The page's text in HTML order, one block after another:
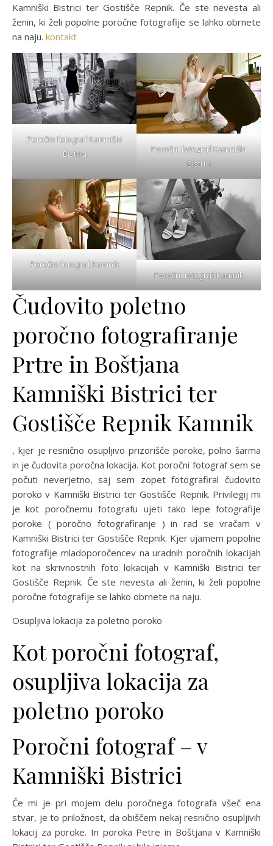
Kamniški Bistrici ter Gostišče Repnik. Če ste nevesta ali
ženin, ki želi popolne poročne fotografije se lahko obrnete
na naju. kontakt
Poročni fotograf Kamniški
Bistrici
Poročni fotograf Kamniški
Bistrici
Poročni fotograf Kamnik
Poročni fotograf Kamnik
Čudovito poletno
poročno fotografiranje
Prtre in Boštjana
Kamniški Bistrici ter
Gostišče Repnik Kamnik
, kjer je resnično osupljivo prizorišče poroke, polno šarma
in je čudovita poročna lokacija. Kot poročni fotograf sem se
počuti neverjetno, saj sem zopet fotografiral čudovito
poroko v Kamniški Bistrici ter Gostišče Repnik. Privilegij mi
je kot poročnemu fotografu ujeti tako lepe fotografije
poroke ( poročno fotografiranje ) in rad se vračam v
Kamniški Bistrici ter Gostišče Repnik. Kjer ujamem popolne
fotografije mladoporočencev na uradnih poročnih lokacijah
kot na skrivnostnih foto lokacijah v Kamniški Bistrici ter
Gostišče Repnik. Če ste nevesta ali ženin, ki želi popolne
poročne fotografije se lahko obrnete na naju.
Osupljiva lokacija za poletno poroko
Kot poročni fotograf,
osupljiva lokacija za
poletno poroko
Poročni fotograf – v
Kamniški Bistrici
Če mi je pri mojem delu poročnega fotografa všeč ena
stvar, je to priložnost, da obiščem nekaj resnično osupljivih
lokacij za poroke. In poroka Petre in Boštjana v Kamniški